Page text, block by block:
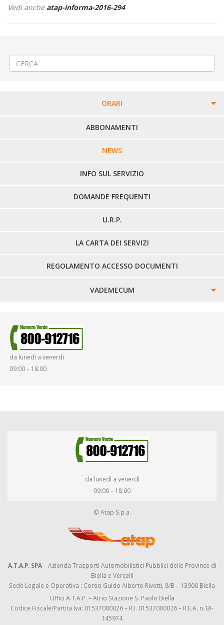
Vedi anche atap-informa-2016-294
ORARI
PERCORSI URBANI IN BIELLA
LINEE URBANE VERCELLI
LINEE EXTRAURBANE
ABBONAMENTI
NEWS
INFO SUL SERVIZIO
DOMANDE FREQUENTI
U.R.P.
LA CARTA DEI SERVIZI
REGOLAMENTO ACCESSO DOCUMENTI
VADEMECUM
SMARRIMENTO OGGETTI
da lunedì a venerdì
09:00 – 18:00
da lunedì a venerdì
09:00 – 18:00
© Atap S.p.a.
A.T.A.P. SPA– Azienda Trasporti Automobilistici Pubblici delle Province di
Biella e Vercelli
Sede Legale e Operativa : Corso Guido Alberto Rivetti, 8/B – 13900 Biella
Uffici A.T.A.P. – Atrio Stazione S. Paolo Biella
Codice Fiscale/Partita Iva: 01537000026 – R.I. 01537000026 – R.E.A. n. BI-
145974